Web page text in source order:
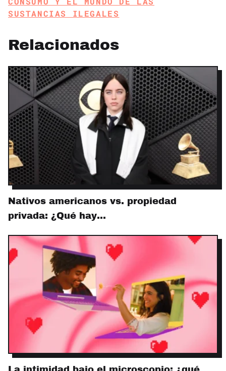
SUSTANCIAS ILEGALES
Relacionados
Nativos americanos vs. propiedad
privada: ¿Qué hay…